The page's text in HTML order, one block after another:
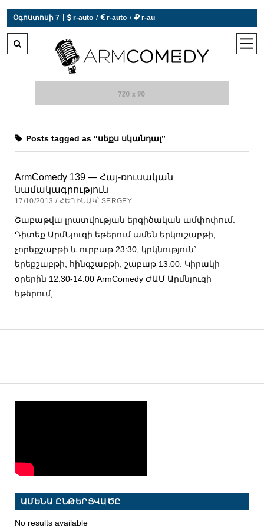
Օգոստոսի 7  r-auto /  r-auto /  r-au
open
Posts tagged as “սեքս սկանդալ”
ArmComedy 139 — Հայ-ռուսական
նամակագրություն
17/10/2013 / ՀԵՂԻՆԱԿ՝ SERGEY
Շաբաթվա լրատվության երգիծական ամփոփում:
Դիտեք ԱրմՆյուզի եթերում ամեն երկուշաբթի,
չորեքշաբթի և ուրբաթ 23:30, կրկնություն`
երեքշաբթի, հինգշաբթի, շաբաթ 13:00: Կիրակի
օրերին 12:30-14:00 ArmComedy ԺԱՄ Արմնյուզի
եթերում,…
ԱՄԵՆԱ ԸՆԹԵՐՑՎԱԾԸ
No results available